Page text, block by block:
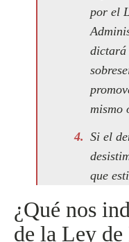
por el
dictará
mismo
Si el
que
¿Qué nos
de la Ley